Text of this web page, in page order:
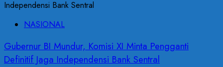
NASIONAL
Gubernur BI Mundur, Komisi XI Minta Pengganti
Definitif Jaga Independensi Bank Sentral